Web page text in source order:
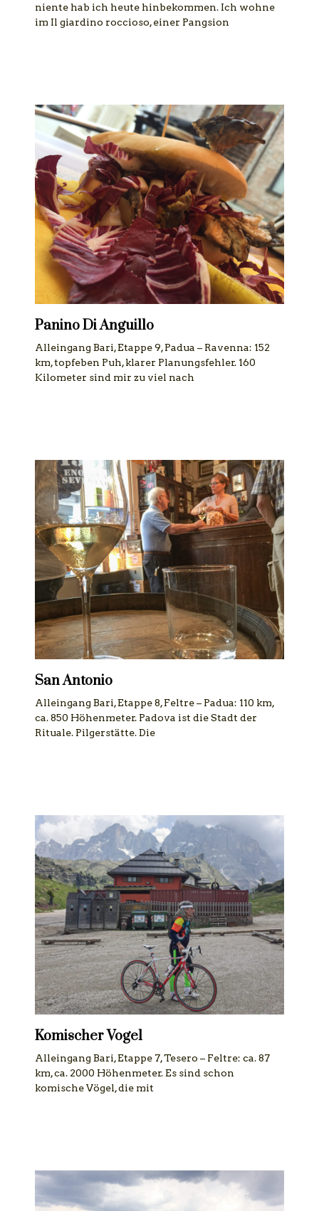
niente hab ich heute hinbekommen. Ich wohne
im Il giardino roccioso, einer Pangsion
Panino Di Anguillo
Alleingang Bari, Etappe 9, Padua – Ravenna: 152
km, topfeben Puh, klarer Planungsfehler. 160
Kilometer sind mir zu viel nach
San Antonio
Alleingang Bari, Etappe 8, Feltre – Padua: 110 km,
ca. 850 Höhenmeter. Padova ist die Stadt der
Rituale. Pilgerstätte. Die
Komischer Vogel
Alleingang Bari, Etappe 7, Tesero – Feltre: ca. 87
km, ca. 2000 Höhenmeter. Es sind schon
komische Vögel, die mit